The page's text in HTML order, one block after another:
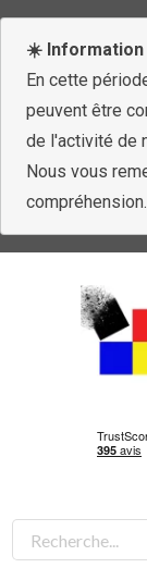
☀️ Information
En cette
peuvent être
de l'activité de
Nous vous
compréhension.